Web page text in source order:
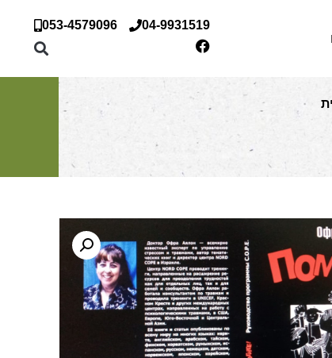
04-9931519
053-4579096